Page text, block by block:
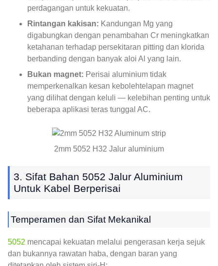
perdagangan untuk kekuatan.
Rintangan kakisan: Kandungan Mg yang
digabungkan dengan penambahan Cr meningkatkan
ketahanan terhadap persekitaran pitting dan klorida
berbanding dengan banyak aloi Al yang lain.
Bukan magnet: Perisai aluminium tidak
memperkenalkan kesan kebolehtelapan magnet
yang dilihat dengan keluli — kelebihan penting untuk
beberapa aplikasi teras tunggal AC.
2mm 5052 H32 Jalur aluminium
3. Sifat Bahan 5052 Jalur Aluminium
Untuk Kabel Berperisai
Temperamen dan Sifat Mekanikal
5052 mencapai kekuatan melalui pengerasan kerja sejuk
dan bukannya rawatan haba, dengan baran yang